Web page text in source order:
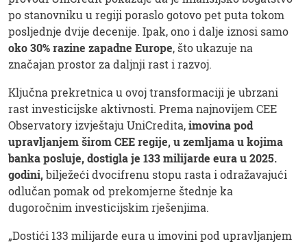
po stanovniku u regiji poraslo gotovo pet puta tokom
posljednje dvije decenije. Ipak, ono i dalje iznosi samo
oko 30% razine zapadne Europe, što ukazuje na
značajan prostor za daljnji rast i razvoj.
Ključna prekretnica u ovoj transformaciji je ubrzani
rast investicijske aktivnosti. Prema najnovijem CEE
Observatory izvještaju UniCredita,imovina pod
upravljanjem širom CEE regije, u zemljama u kojima
banka posluje, dostigla je 133 milijarde eura u 2025.
godini,bilježeći dvocifrenu stopu rasta i odražavajući
odlučan pomak od prekomjerne štednje ka
dugoročnim investicijskim rješenjima.
„Dostići 133 milijarde eura u imovini pod upravljanjem